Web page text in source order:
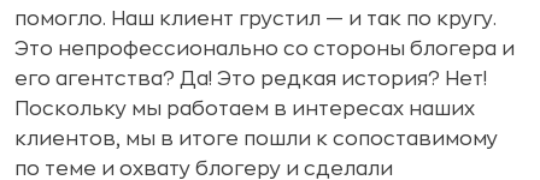
помогло. Наш клиент грустил — и так по кругу.
Это непрофессионально со стороны блогера и
его агентства? Да! Это редкая история? Нет!
Поскольку мы работаем в интересах наших
клиентов, мы в итоге пошли к сопоставимому
по теме и охвату блогеру и сделали